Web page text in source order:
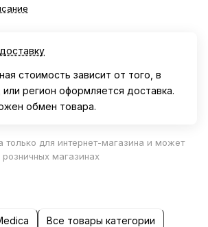
стоимость зависит от того, в
или регион оформляется доставка.
обмен товара.
только для интернет-магазина и может
розничных магазинах
Все товары категории